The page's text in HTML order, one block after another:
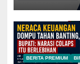
BERITA PREMIUM